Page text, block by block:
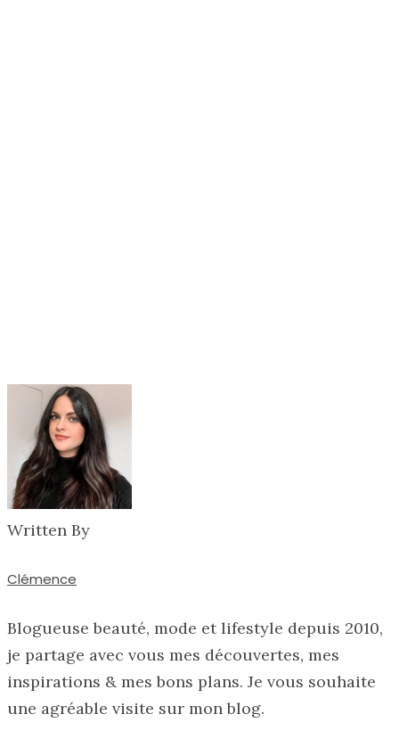
Written By
Clémence
Blogueuse beauté, mode et lifestyle depuis 2010,
je partage avec vous mes découvertes, mes
inspirations & mes bons plans. Je vous souhaite
une agréable visite sur mon blog.